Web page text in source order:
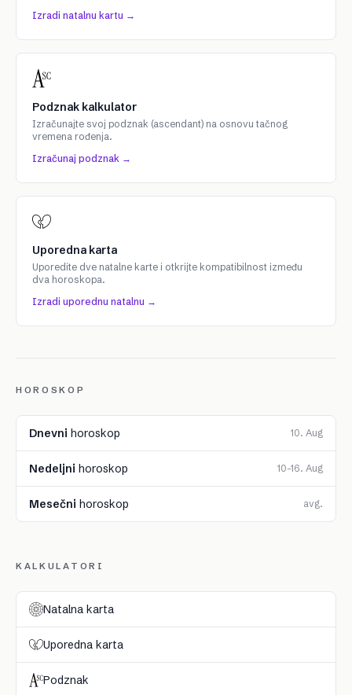
Izradi natalnu kartu →
Podznak kalkulator
Izračunajte svoj podznak (ascendant) na osnovu tačnog
vremena rođenja.
Izračunaj podznak →
Uporedna karta
Uporedite dve natalne karte i otkrijte kompatibilnost između
dva horoskopa.
Izradi uporednu natalnu →
HOROSKOP
Dnevni horoskop 10. Aug
Nedeljni horoskop 10–16. Aug
Mesečni horoskop avg.
KALKULATORI
Natalna karta
Uporedna karta
Podznak